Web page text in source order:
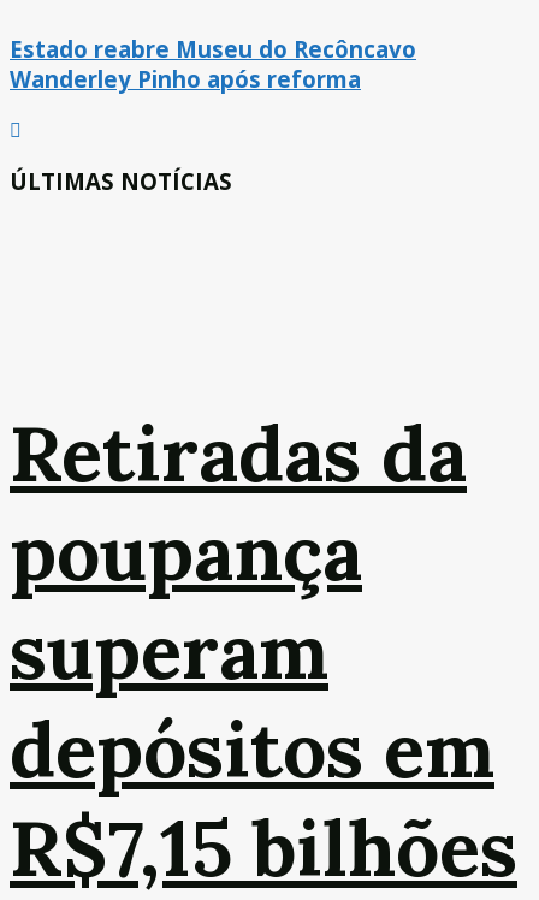
Estado reabre Museu do Recôncavo
Wanderley Pinho após reforma
ÚLTIMAS NOTÍCIAS
Retiradas da
poupança
superam
depósitos em
R$7,15 bilhões